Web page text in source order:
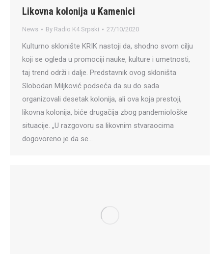
Likovna kolonija u Kamenici
News By Radio K4 Srpski 27/10/2020
Kulturno sklonište KRIK nastoji da, shodno svom cilju
koji se ogleda u promociji nauke, kulture i umetnosti,
taj trend održi i dalje. Predstavnik ovog skloništa
Slobodan Miljković podseća da su do sada
organizovali desetak kolonija, ali ova koja prestoji,
likovna kolonija, biće drugačija zbog pandemiološke
situacije. „U razgovoru sa likovnim stvaraocima
dogovoreno je da se…